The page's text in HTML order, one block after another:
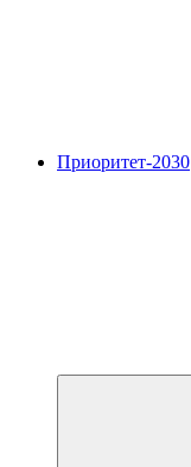
Приоритет-2030